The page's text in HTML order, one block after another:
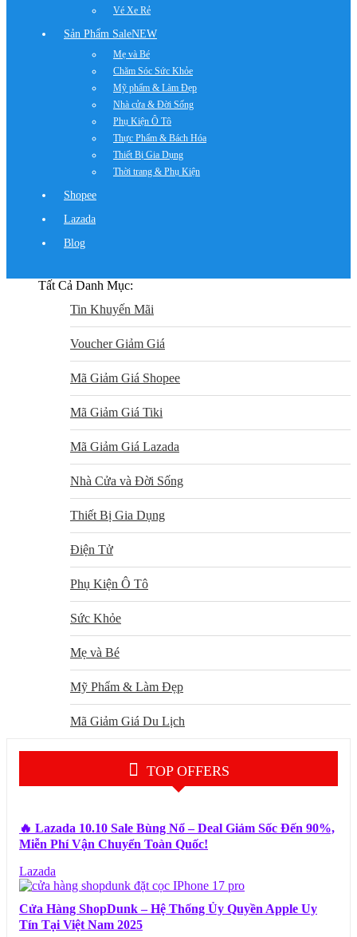
Vé Xe Rẻ
Sản Phẩm SaleNEW
Mẹ và Bé
Chăm Sóc Sức Khỏe
Mỹ phẩm & Làm Đẹp
Nhà cửa & Đời Sống
Phụ Kiện Ô Tô
Thực Phẩm & Bách Hóa
Thiết Bị Gia Dụng
Thời trang & Phụ Kiện
Shopee
Lazada
Blog
Tất Cả Danh Mục:
Tin Khuyến Mãi
Voucher Giảm Giá
Mã Giảm Giá Shopee
Mã Giảm Giá Tiki
Mã Giảm Giá Lazada
Nhà Cửa và Đời Sống
Thiết Bị Gia Dụng
Điện Tử
Phụ Kiện Ô Tô
Sức Khỏe
Mẹ và Bé
Mỹ Phẩm & Làm Đẹp
Mã Giảm Giá Du Lịch
TOP OFFERS
🔥 Lazada 10.10 Sale Bùng Nổ – Deal Giảm Sốc Đến 90%,
Miễn Phí Vận Chuyển Toàn Quốc!
Lazada
Cửa Hàng ShopDunk – Hệ Thống Ủy Quyền Apple Uy
Tín Tại Việt Nam 2025